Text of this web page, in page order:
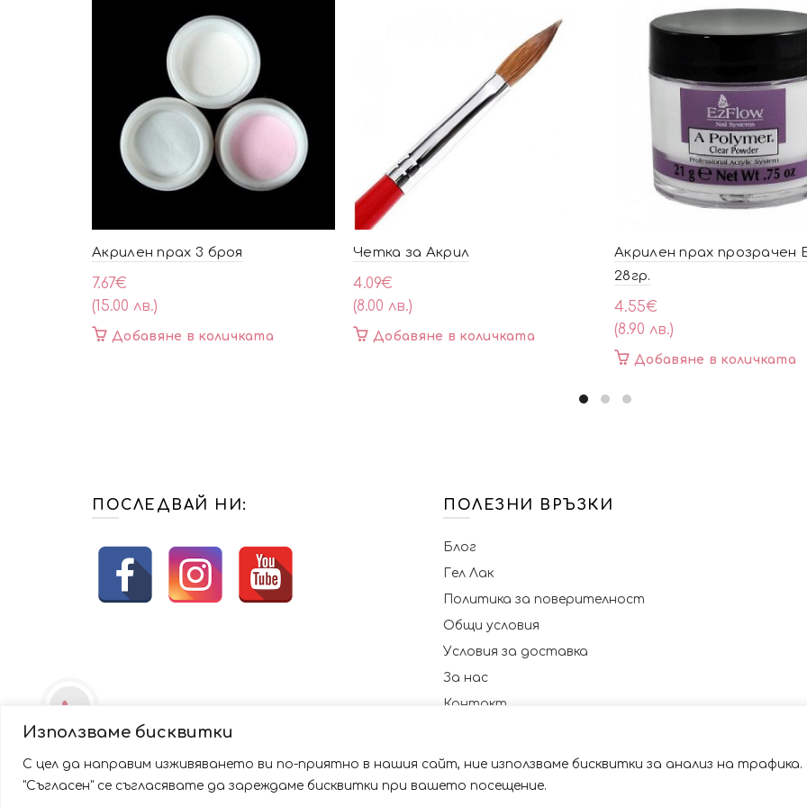
Използваме бисквитки
С цел да направим изживяването ви по-приятно в нашия сайт, ние използваме бисквитки за анализ на трафика.
"Съгласен" се съгласявате да зареждаме бисквитки при вашето посещение.
Акрилен прах 3 броя
7.67€
(15.00 лв.)
Добавяне в количката
Четка за Акрил
4.09€
(8.00 лв.)
Добавяне в количката
Акрилен прах прозрачен
28гр.
4.55€
(8.90 лв.)
Добавяне в количката
ПОСЛЕДВАЙ НИ: ПОЛЕЗНИ ВРЪЗКИ
Блог
Гел Лак
Политика за поверителност
Общи условия
Условия за доставка
За нас
Контакт
© 2023 NAILSBG. Всички права запазени
Използваме бисквитки за да подобрим вашата работа със сайта. Като ползвате сайта Вие се съгласявате с